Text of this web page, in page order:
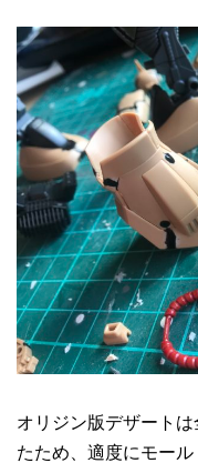
オリジン版デザート
たため、適度にモー